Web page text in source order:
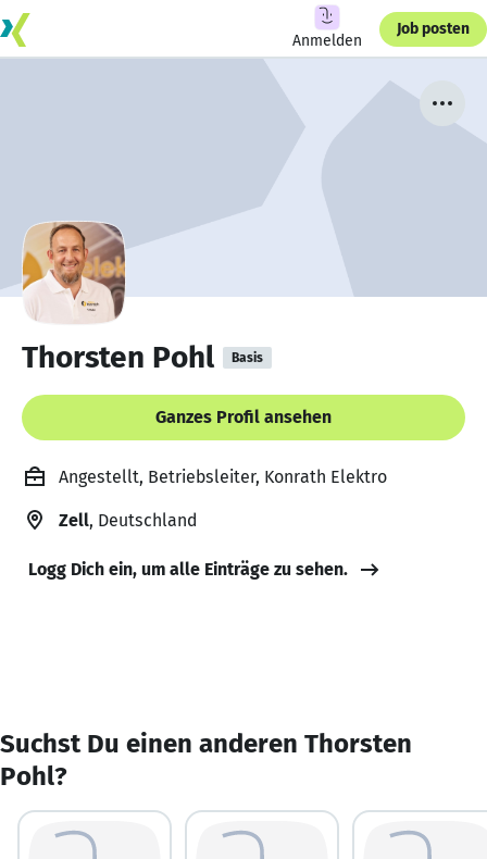
Anmelden
Job posten
Thorsten Pohl Basis
Ganzes Profil ansehen
Angestellt, Betriebsleiter, Konrath Elektro
Zell, Deutschland
Logg Dich ein, um alle Einträge zu sehen.
Suchst Du einen anderen Thorsten
Pohl?